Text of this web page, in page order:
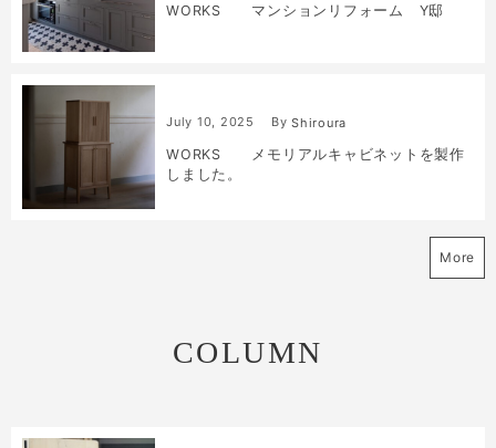
WORKS マンションリフォーム Y邸
July 10, 2025 By Shiroura
WORKS メモリアルキャビネットを製作
しました。
More
COLUMN